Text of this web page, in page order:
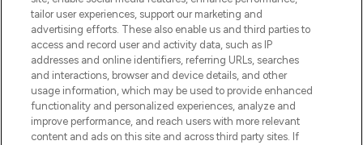
Cookie-Einwilligung
Do Not Sell or Share My Personal
Information
HILFE & INFORMATION
tailor user experiences, support our marketing and
advertising efforts. These also enable us and third parties to
access and record user and activity data, such as IP
addresses and online identifiers, referring URLs, searches
and interactions, browser and device details, and other
usage information, which may be used to provide enhanced
functionality and personalized experiences, analyze and
improve performance, and reach users with more relevant
content and ads on this site and across third party sites. If